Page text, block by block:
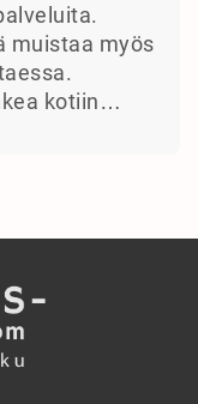
muistaa myös
kotiin…